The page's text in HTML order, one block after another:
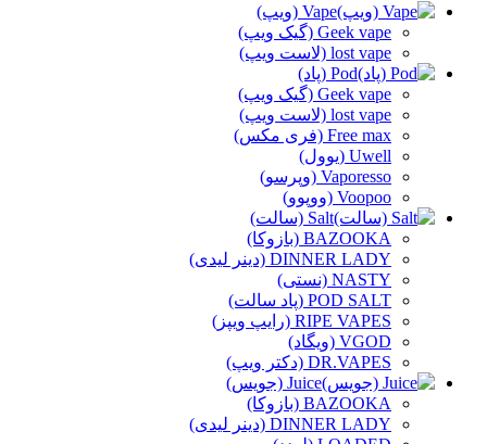
Vape (ویپ)
Geek vape (گیک ویپ)
lost vape (لاست ویپ)
Pod (پاد)
Geek vape (گیک ویپ)
lost vape (لاست ویپ)
Free max (فری مکس)
Uwell (یوول)
Vaporesso (وپرسو)
Voopoo (ووپوو)
Salt (سالت)
BAZOOKA (بازوکا)
DINNER LADY (دینر لیدی)
NASTY (نستی)
POD SALT (پاد سالت)
RIPE VAPES (رایپ ویپز)
VGOD (ویگاد)
DR.VAPES (دکتر ویپ)
Juice (جویس)
BAZOOKA (بازوکا)
DINNER LADY (دینر لیدی)